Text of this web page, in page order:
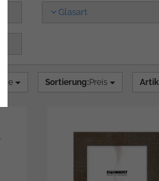
Glasart
Sortierung: Preis